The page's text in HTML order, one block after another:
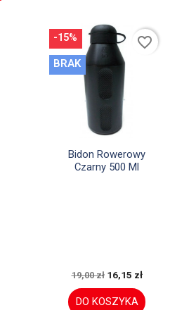
Szybki podgląd
Bidon Rowerowy
Czarny 500 Ml
19,00 zł 16,15 zł
DO KOSZYKA
-15%
BRAK
favorite_border